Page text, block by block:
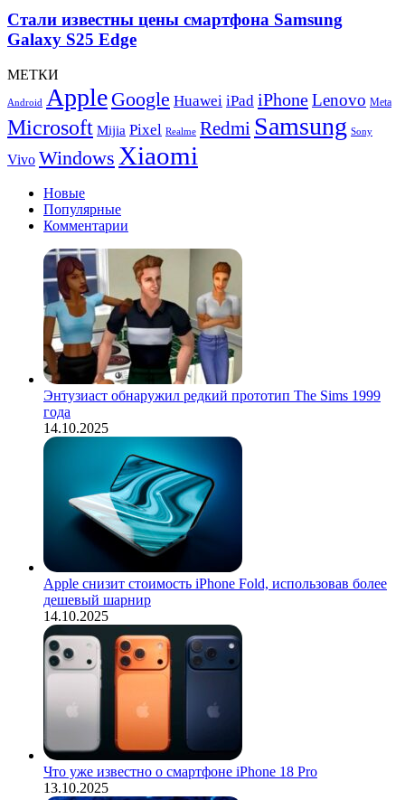
стиле
аниме
цены
смартфона
Samsung
S25
Edge
Стали известны цены смартфона Samsung
Galaxy S25 Edge
МЕТКИ
Android Apple Google Huawei iPad iPhoneLenovo Meta
Microsoft Mijia Pixel Realme Redmi Samsung Sony
Vivo Windows Xiaomi
Новые
Популярные
Комментарии
Энтузиаст обнаружил редкий прототип The Sims 1999
года
14.10.2025
Apple снизит стоимость iPhone Fold, использовав более
дешевый шарнир
14.10.2025
Что уже известно о смартфоне iPhone 18 Pro
13.10.2025